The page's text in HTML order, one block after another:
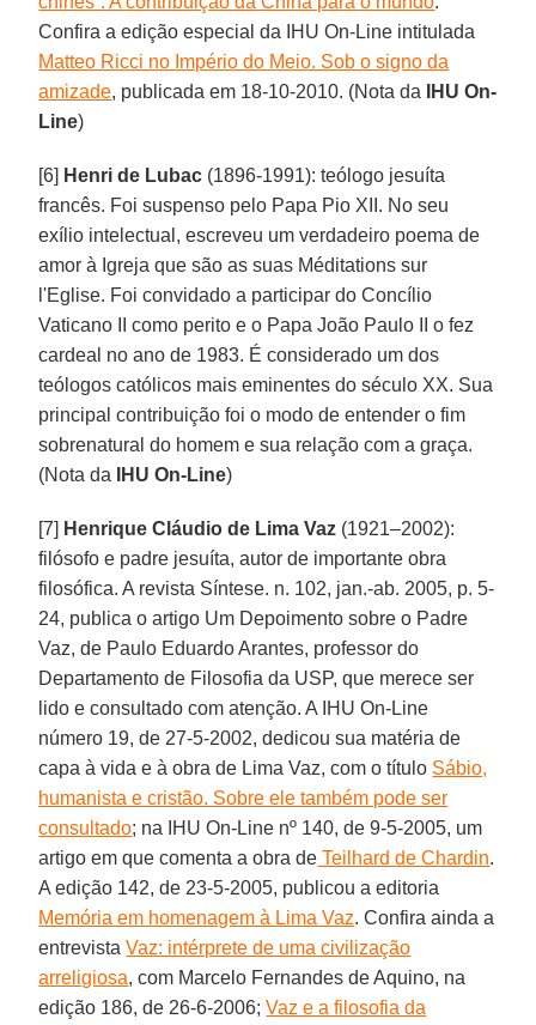
Confira a edição especial da IHU On-Line intitulada
Matteo Ricci no Império do Meio. Sob o signo da
amizade, publicada em 18-10-2010. (Nota da
IHU On-
Line)
[6] Henri de Lubac (1896-1991): teólogo jesuíta
francês. Foi suspenso pelo Papa Pio XII. No seu
exílio intelectual, escreveu um verdadeiro poema de
amor à Igreja que são as suas Méditations sur
l'Eglise. Foi convidado a participar do Concílio
Vaticano II como perito e o Papa João Paulo II o fez
cardeal no ano de 1983. É considerado um dos
teólogos católicos mais eminentes do século XX. Sua
principal contribuição foi o modo de entender o fim
sobrenatural do homem e sua relação com a graça.
(Nota da
IHU On-Line)
[7] Henrique Cláudio de Lima Vaz (1921–2002):
filósofo e padre jesuíta, autor de importante obra
filosófica. A revista Síntese. n. 102, jan.-ab. 2005, p. 5-
24, publica o artigo Um Depoimento sobre o Padre
Vaz, de Paulo Eduardo Arantes, professor do
Departamento de Filosofia da USP, que merece ser
lido e consultado com atenção. A IHU On-Line
número 19, de 27-5-2002, dedicou sua matéria de
capa à vida e à obra de Lima Vaz, com o título Sábio,
humanista e cristão. Sobre ele também pode ser
consultado; na IHU On-Line nº 140, de 9-5-2005, um
artigo em que comenta a obra de Teilhard de Chardin.
A edição 142, de 23-5-2005, publicou a editoria
Memória em homenagem à Lima Vaz. Confira ainda a
entrevistaVaz: intérprete de uma civilização
arreligiosa, com Marcelo Fernandes de Aquino, na
edição 186, de 26-6-2006;Vaz e a filosofia da